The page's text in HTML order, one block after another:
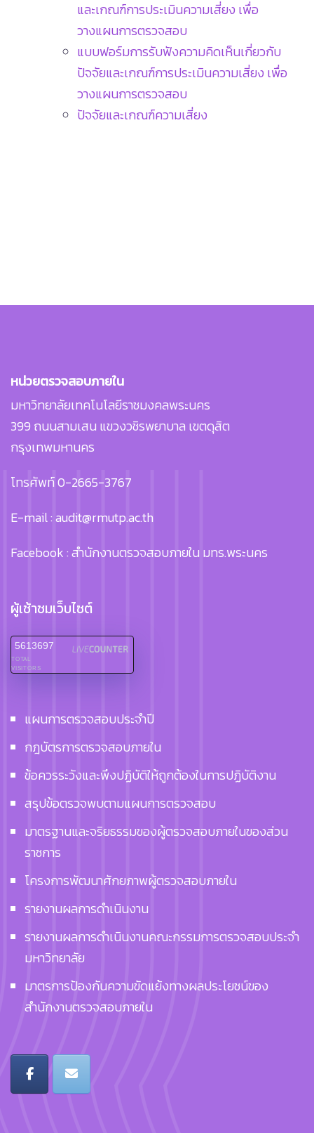
และเกณฑ์การประเมินความเสี่ยง เพื่อ
วางแผนการตรวจสอบ
แบบฟอร์มการรับฟังความคิดเห็นเกี่ยวกับ
ปัจจัยและเกณฑ์การประเมินความเสี่ยง เพื่อ
วางแผนการตรวจสอบ
ปัจจัยและเกณฑ์ความเสี่ยง
หน่วยตรวจสอบภายใน
มหาวิทยาลัยเทคโนโลยีราชมงคลพระนคร
399 ถนนสามเสน แขวงวชิรพยาบาล เขตดุสิต
กรุงเทพมหานคร
โทรศัพท์ 0-2665-3767
E-mail : audit@rmutp.ac.th
Facebook : สำนักงานตรวจสอบภายใน มทร.พระนคร
ผู้เช้าชมเว็บไซต์
5613697
TOTAL
VISITORS
แผนการตรวจสอบประจำปี
กฎบัตรการตรวจสอบภายใน
ข้อควรระวังและพึงปฏิบัติให้ถูกต้องในการปฏิบัติงาน
สรุปข้อตรวจพบตามแผนการตรวจสอบ
มาตรฐานและจริยธรรมของผู้ตรวจสอบภายในของส่วน
ราชการ
โครงการพัฒนาศักยภาพผู้ตรวจสอบภายใน
รายงานผลการดำเนินงาน
รายงานผลการดำเนินงานคณะกรรมการตรวจสอบประจำ
มหาวิทยาลัย
มาตรการป้องกันความขัดแย้งทางผลประโยชน์ของ
สำนักงานตรวจสอบภายใน